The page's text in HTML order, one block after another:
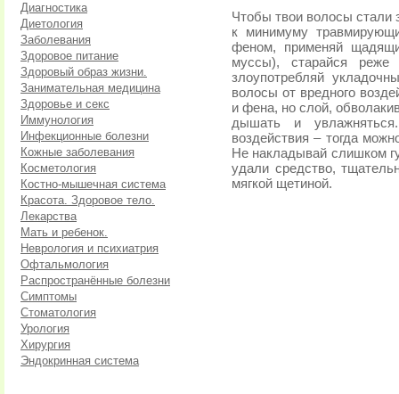
Диагностика
Диетология
Заболевания
Здоровое питание
Здоровый образ жизни.
Занимательная медицина
Здоровье и секс
Иммунология
Инфекционные болезни
Кожные заболевания
Косметология
Костно-мышечная система
Красота. Здоровое тело.
Лекарства
Мать и ребенок.
Неврология и психиатрия
Офтальмология
Распространённые болезни
Симптомы
Стоматология
Урология
Хирургия
Эндокринная система
Чтобы твои волосы стали
к минимуму
феном, применяй
муссы), старайся
злоупотребляй
волосы от вредного
и фена, но слой,
дышать и
воздействия – тогда
Не накладывай слишком
удали средство,
мягкой щетиной.